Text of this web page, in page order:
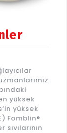
yüksek
yüksek
Fomblin®